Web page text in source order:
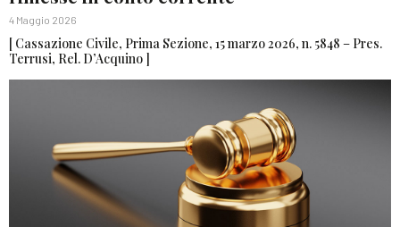
4 Maggio 2026
[ Cassazione Civile, Prima Sezione, 15 marzo 2026, n. 5848 – Pres.
Terrusi, Rel. D’Acquino ]